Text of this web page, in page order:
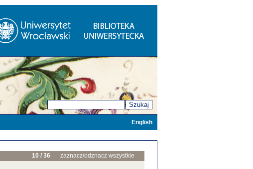
Szukaj
English
10 / 36 zaznacz/odznacz wszystkie